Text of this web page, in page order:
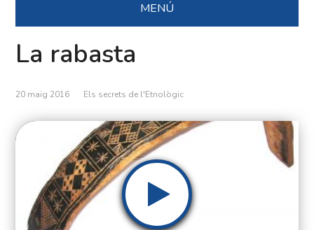
MENÚ
La rabasta
20 maig 2016 Els secrets de l'Etnològic